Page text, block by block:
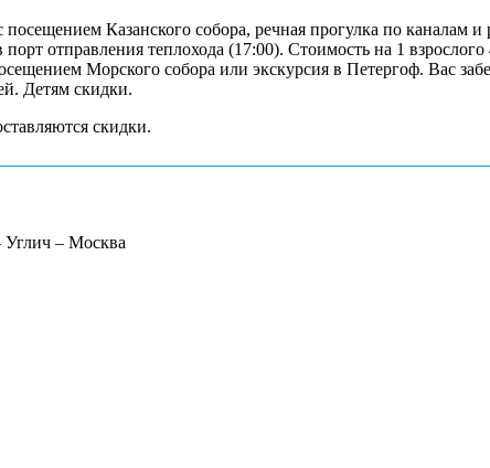
Казанского собора, речная прогулка по каналам
отправления теплохода (17:00). Стоимость на 1
Морского собора или экскурсия в Петергоф. Вас
Детям скидки.
скидки.
– Москва